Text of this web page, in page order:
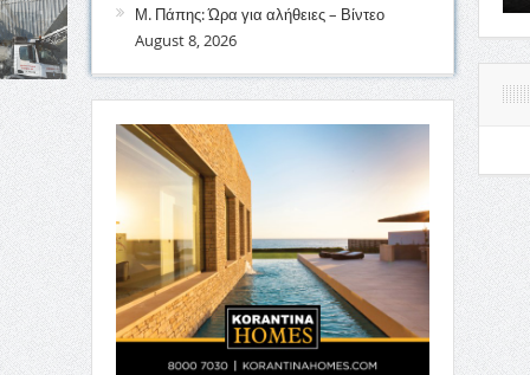
Μ. Πάπης: Ώρα για αλήθειες – Βίντεο
August 8, 2026